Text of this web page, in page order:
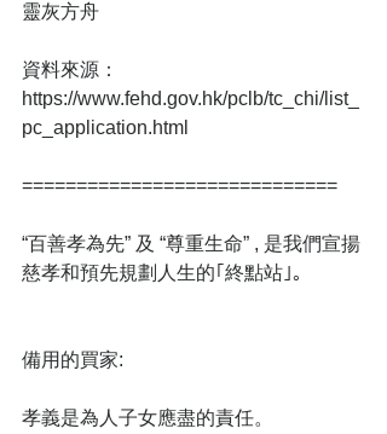
靈灰方舟
資料來源：
https://www.fehd.gov.hk/pclb/tc_chi/list_
pc_application.html
=============================
“百善孝為先” 及 “尊重生命” , 是我們宣揚
慈孝和預先規劃人生的｢終點站｣｡
備用的買家:
孝義是為人子女應盡的責任。